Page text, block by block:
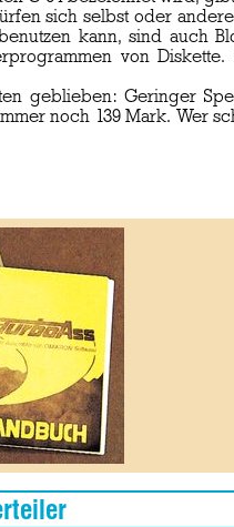
sich selbst oder
kann, sind auch
von
geblieben: Geringer
noch 139 Mark. Wer